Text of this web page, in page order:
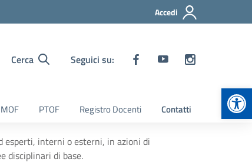
Accedi
Cerca Seguici su:
MOF PTOF Registro Docenti Contatti
esperti, interni o esterni, in azioni di
disciplinari di base.